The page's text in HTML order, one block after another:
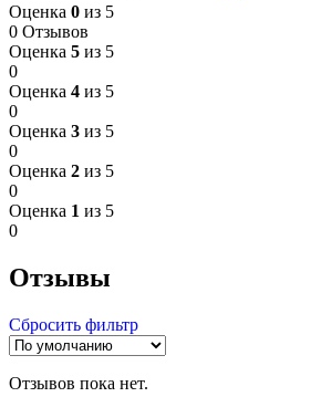
Оценка 0 из 5
0 Отзывов
Оценка 5 из 5
0
Оценка 4 из 5
0
Оценка 3 из 5
0
Оценка 2 из 5
0
Оценка 1 из 5
0
Отзывы
Сбросить фильтр
Отзывов пока нет.